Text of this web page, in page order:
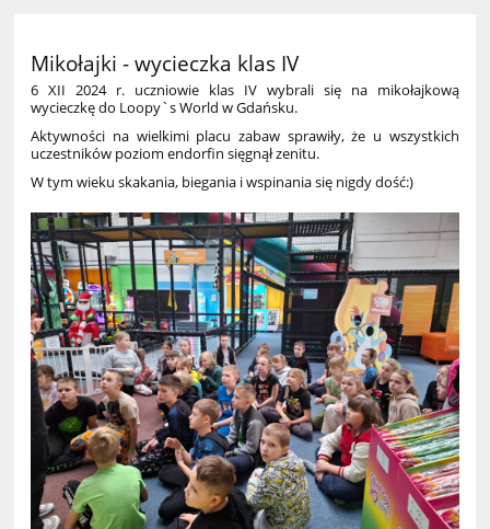
Mikołajki - wycieczka klas IV
6 XII 2024 r. uczniowie klas IV wybrali się na mikołajkową
wycieczkę do Loopy`s World w Gdańsku.
Aktywności na wielkimi placu zabaw sprawiły, że u wszystkich
uczestników poziom endorfin sięgnął zenitu.
W tym wieku skakania, biegania i wspinania się nigdy dość:)